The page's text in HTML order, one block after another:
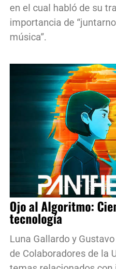
en el cual habló de su
importancia de
música”.
Ojo al Algoritmo:
tecnología
Luna Gallardo y
de Colaboradores de la